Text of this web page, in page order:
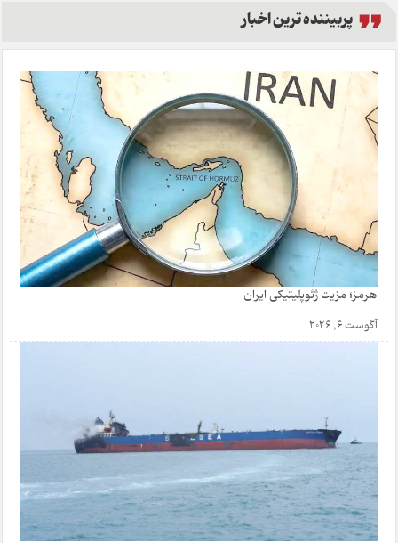
پربیننده ترین اخبار
هرمز؛ مزیت ژئوپلیتیکی ایران
آگوست 6, 2026